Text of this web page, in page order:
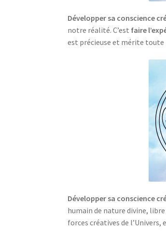
Développer sa conscience
notre réalité. C’est faire
est précieuse et mérite
Développer sa conscience
humain de nature divine,
forces créatives de l’Univers,